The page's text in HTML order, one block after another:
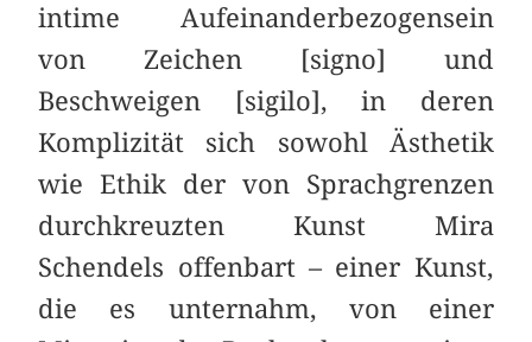
intime Aufeinanderbezogensein
von Zeichen [signo] und
Beschweigen [sigilo], in deren
Komplizität sich sowohl Ästhetik
wie Ethik der von Sprachgrenzen
durchkreuzten Kunst Mira
Schendels offenbart – einer Kunst,
die es unternahm, von einer